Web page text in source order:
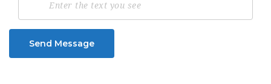
Send Message